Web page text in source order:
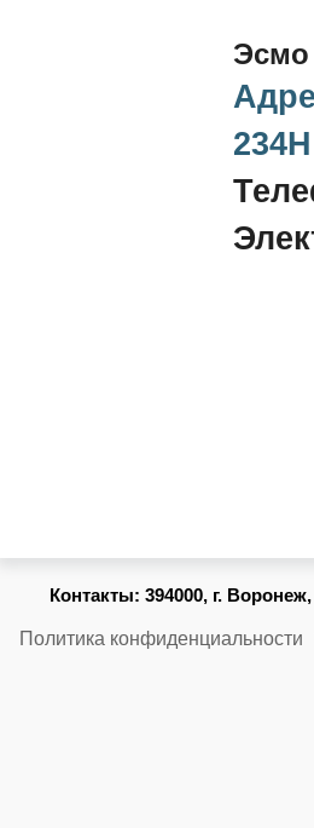
Эсмо
234Н
Контакты: 394000, г.
Политика конфиденциальности